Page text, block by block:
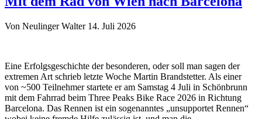
Von Neulinger Walter 14. Juli 2026
Eine Erfolgsgeschichte der besonderen, oder soll man sagen der
extremen Art schrieb letzte Woche Martin Brandstetter. Als einer
von ~500 Teilnehmer startete er am Samstag 4 Juli in Schönbrunn
mit dem Fahrrad beim Three Peaks Bike Race 2026 in Richtung
Barcelona. Das Rennen ist ein sogenanntes „unsupportet Rennen“